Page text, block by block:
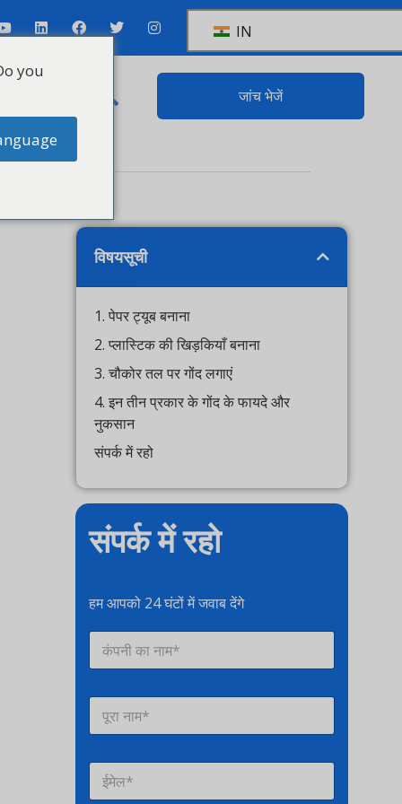
IN
जांच भेजें
विषयसूची
1. पेपर ट्यूब बनाना
2. प्लास्टिक की खिड़कियाँ बनाना
3. चौकोर तल पर गोंद लगाएं
4. इन तीन प्रकार के गोंद के फायदे और
नुकसान
संपर्क में रहो
संपर्क में रहो
हम आपको 24 घंटों में जवाब देंगे